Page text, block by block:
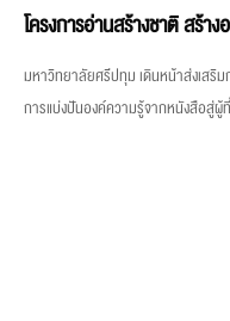
โครงการอ่านสร้างชาติ สร้า
มหาวิทยาลัยศรีปทุม เดินหน้าส่งเสริ
การแบ่งปันองค์ความรู้จากหนังสือสู่ผู้